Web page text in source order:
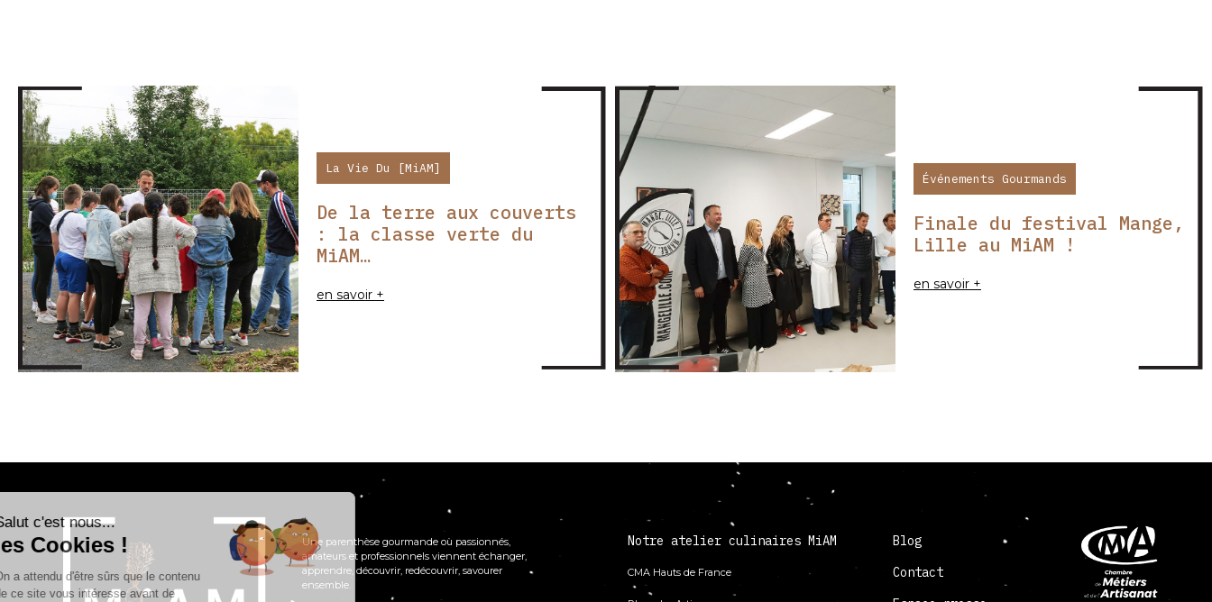
La Vie Du [MiAM]
De la terre aux couverts
: la classe verte du
MiAM…
en savoir +
Événements Gourmands
Finale du festival Mange,
Lille au MiAM !
en savoir +
Une parenthèse gourmande où passionnés,
amateurs et professionnels viennent échanger,
apprendre, découvrir, redécouvrir, savourer
ensemble.
Notre atelier culinaires MiAM
CMA Hauts de France
Blog
Contact
Salut c'est nous...
les Cookies !
On a attendu d'être sûrs que le contenu
de ce site vous intéresse avant de